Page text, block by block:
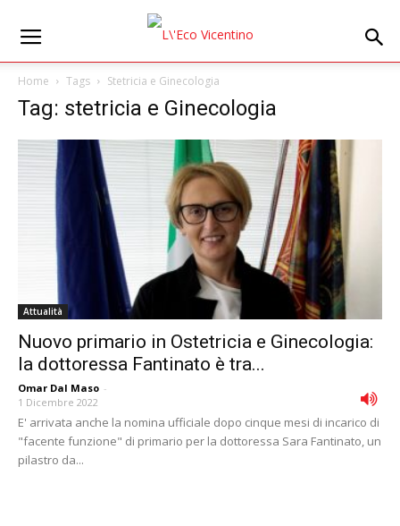
Home Tags Stetricia e Ginecologia
Tag: stetricia e Ginecologia
Attualità
Nuovo primario in Ostetricia e Ginecologia:
la dottoressa Fantinato è tra...
Omar Dal Maso -
1 Dicembre 2022
E' arrivata anche la nomina ufficiale dopo cinque mesi di incarico di
"facente funzione" di primario per la dottoressa Sara Fantinato, un
pilastro da...